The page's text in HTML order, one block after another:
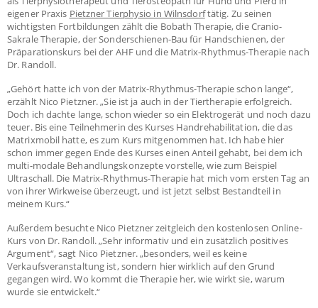
eigener Praxis Pietzner Tierphysio in Wilnsdorftätig. Zu seinen
wichtigsten Fortbildungen zählt die Bobath Therapie, die Cranio-
Sakrale Therapie, der Sonderschienen-Bau für Handschienen, der
Präparationskurs bei der AHF und die Matrix-Rhythmus-Therapie nach
Dr. Randoll.
„Gehört hatte ich von der Matrix-Rhythmus-Therapie schon lange“,
erzählt Nico Pietzner. „Sie ist ja auch in der Tiertherapie erfolgreich.
Doch ich dachte lange, schon wieder so ein Elektrogerät und noch dazu
teuer. Bis eine Teilnehmerin des Kurses Handrehabilitation, die das
Matrixmobil hatte, es zum Kurs mitgenommen hat. Ich habe hier
schon immer gegen Ende des Kurses einen Anteil gehabt, bei dem ich
multi-modale Behandlungskonzepte vorstelle, wie zum Beispiel
Ultraschall. Die Matrix-Rhythmus-Therapie hat mich vom ersten Tag an
von ihrer Wirkweise überzeugt, und ist jetzt selbst Bestandteil in
meinem Kurs.“
Außerdem besuchte Nico Pietzner zeitgleich den kostenlosen Online-
Kurs von Dr. Randoll. „Sehr informativ und ein zusätzlich positives
Argument“, sagt Nico Pietzner. „besonders, weil es keine
Verkaufsveranstaltung ist, sondern hier wirklich auf den Grund
gegangen wird. Wo kommt die Therapie her, wie wirkt sie, warum
wurde sie entwickelt.“